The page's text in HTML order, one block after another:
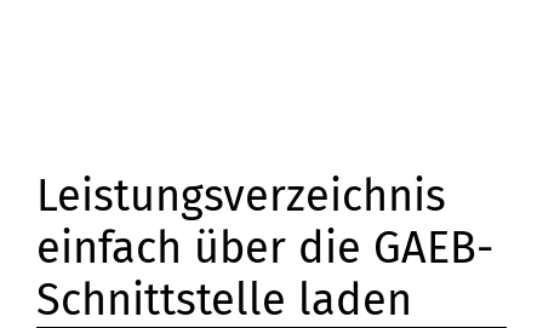
Leistungsverzeichnis
einfach über die GAEB-
Schnittstelle laden